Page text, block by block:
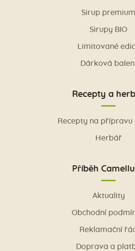
Sirup premium
Sirupy BIO
Limitované
Dárková
Recepty a
Recepty na přípravu
Herbář
Příběh
Aktuality
Obchodní
Reklamační
Doprava a